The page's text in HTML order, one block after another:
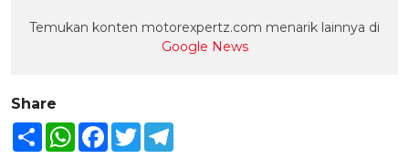
Temukan konten motorexpertz.com menarik lainnya di
Google News
Share
Share WhatsAppFacebook
Twitter